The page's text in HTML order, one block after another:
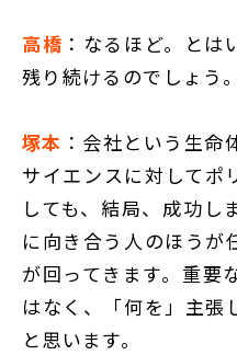
高橋 ：なるほど。と
残り続けるのでしょう。
塚本 ：会社という生命
サイエンスに対してポ
しても、結局、成功し
に向き合う人のほうが
が回ってきます。重要
はなく、「何を」主張
と思います。